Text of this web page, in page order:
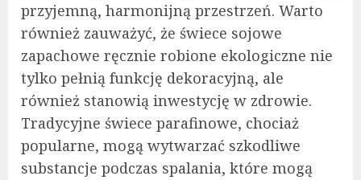
przyjemną, harmonijną przestrzeń. Warto
również zauważyć, że świece sojowe
zapachowe ręcznie robione ekologiczne nie
tylko pełnią funkcję dekoracyjną, ale
również stanowią inwestycję w zdrowie.
Tradycyjne świece parafinowe, chociaż
popularne, mogą wytwarzać szkodliwe
substancje podczas spalania, które mogą